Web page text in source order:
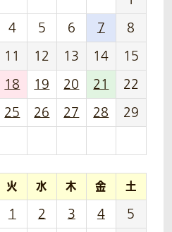
4 5 6 7
8
11 12 13 14
15
18 19 20 21
22
25 26 27 28
29
火 水 木 金 土
1 2 3 4
5